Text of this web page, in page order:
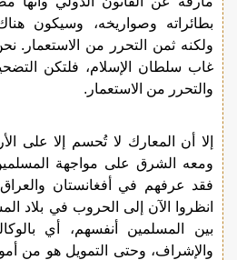
بطائراته وصواريخه، وسيكون
ولكنه ثمن التحرر من الاستعمار.
غاب سلطان الإسلام، فلتكن
والتحرر من الاستعمار.
إلا أن المعارك لا تُحسم إلا على
ومعه الشرق على مواجهة
فقد عرفهم في أفغانستان
انظروا الآن إلى الحروب في بلاد
بين المسلمين أنفسهم، أي
والإشراف، وحتى التمويل هو من